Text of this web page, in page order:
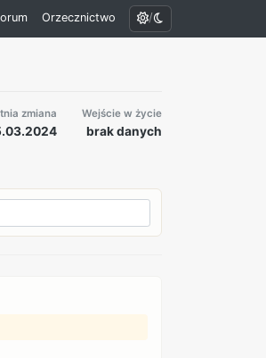
Orzecznictwo /
zmiana Wejście w życie
brak danych